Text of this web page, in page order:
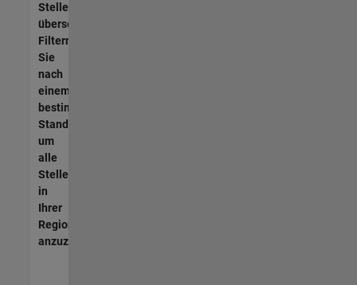
Stellen
übersetzt.
Filtern
Sie
nach
einem
bestimmten
Standort,
um
alle
Stellenangebote
in
Ihrer
Region
anzuzeigen.